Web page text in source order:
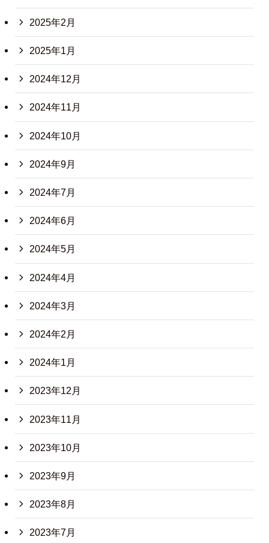
2025年2月
2025年1月
2024年12月
2024年11月
2024年10月
2024年9月
2024年7月
2024年6月
2024年5月
2024年4月
2024年3月
2024年2月
2024年1月
2023年12月
2023年11月
2023年10月
2023年9月
2023年8月
2023年7月